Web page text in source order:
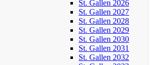
St. Gallen 2026
St. Gallen 2027
St. Gallen 2028
St. Gallen 2029
St. Gallen 2030
St. Gallen 2031
St. Gallen 2032